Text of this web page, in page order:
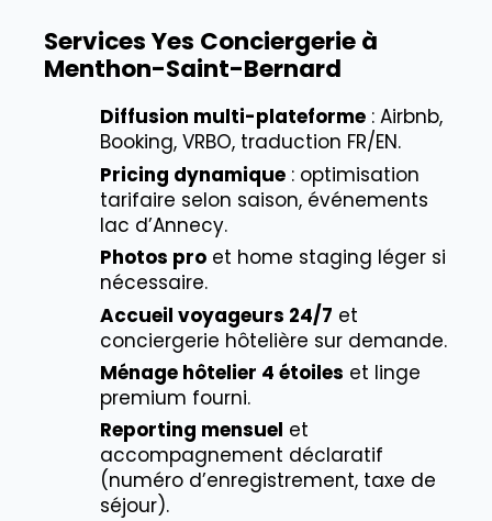
Services Yes Conciergerie à
Menthon-Saint-Bernard
Diffusion multi-plateforme : Airbnb,
Booking, VRBO, traduction FR/EN.
Pricing dynamique : optimisation
tarifaire selon saison, événements
lac d’Annecy.
Photos pro et home staging léger si
nécessaire.
Accueil voyageurs 24/7 et
conciergerie hôtelière sur demande.
Ménage hôtelier 4 étoiles et linge
premium fourni.
Reporting mensuel et
accompagnement déclaratif
(numéro d’enregistrement, taxe de
séjour).